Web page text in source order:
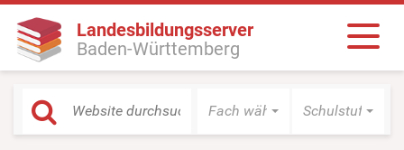
Landesbildungsserver
Baden-Württemberg
Fach wählen Schulstufe